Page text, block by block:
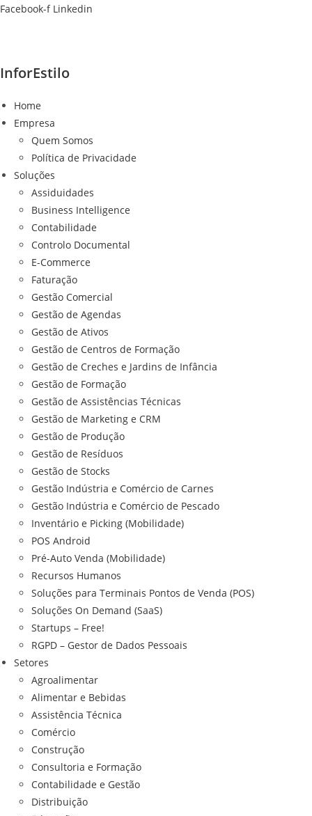
Ir
Facebook-f Linkedin
InforEstilo
Home
Empresa
Quem Somos
Política de Privacidade
Soluções
Assiduidades
Business Intelligence
Contabilidade
Controlo Documental
E-Commerce
Faturação
Gestão Comercial
Gestão de Agendas
Gestão de Ativos
Gestão de Centros de Formação
Gestão de Creches e Jardins de Infância
Gestão de Formação
Gestão de Assistências Técnicas
Gestão de Marketing e CRM
Gestão de Produção
Gestão de Resíduos
Gestão de Stocks
Gestão Indústria e Comércio de Carnes
Gestão Indústria e Comércio de Pescado
Inventário e Picking (Mobilidade)
POS Android
Pré-Auto Venda (Mobilidade)
Recursos Humanos
Soluções para Terminais Pontos de Venda (POS)
Soluções On Demand (SaaS)
Startups – Free!
RGPD – Gestor de Dados Pessoais
Setores
Agroalimentar
Alimentar e Bebidas
Assistência Técnica
Comércio
Construção
Consultoria e Formação
Contabilidade e Gestão
Distribuição